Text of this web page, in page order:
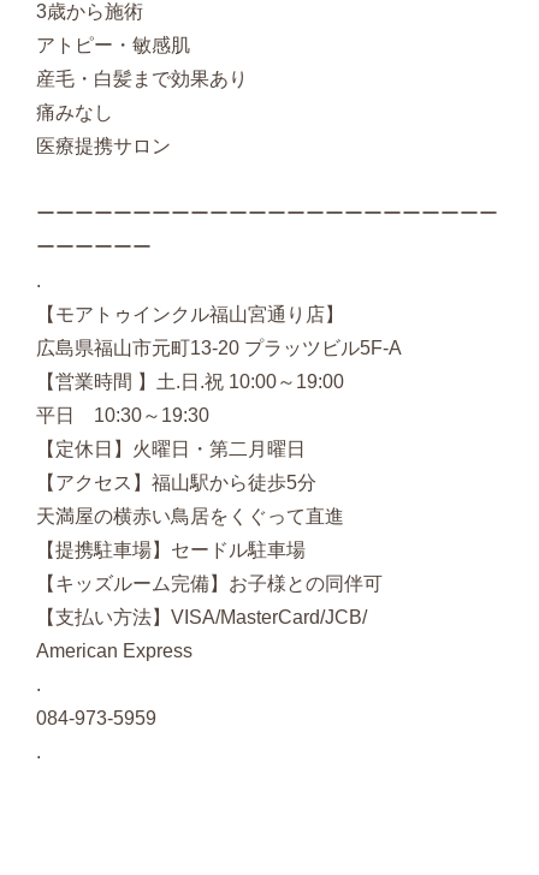
3歳から施術
アトピー・敏感肌
産毛・白髪まで効果あり
痛みなし
医療提携サロン
ーーーーーーーーーーーーーーーーーーーーーーーー
ーーーーーー
.
【モアトゥインクル福山宮通り店】
広島県福山市元町13-20 プラッツビル5F-A
【営業時間 】土.日.祝 10:00～19:00
平日 10:30～19:30
【定休日】火曜日・第二月曜日
【アクセス】福山駅から徒歩5分
天満屋の横赤い鳥居をくぐって直進
【提携駐車場】セードル駐車場
【キッズルーム完備】お子様との同伴可
【支払い方法】VISA/MasterCard/JCB/
American Express
.
084-973-5959
.